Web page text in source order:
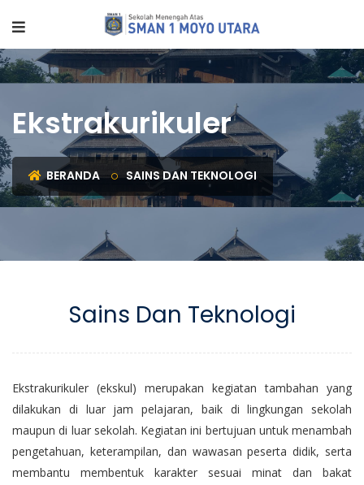
Ekstrakurikuler
BERANDA SAINS DAN TEKNOLOGI
Sains Dan Teknologi
Ekstrakurikuler (ekskul) merupakan kegiatan tambahan yang
dilakukan di luar jam pelajaran, baik di lingkungan sekolah
maupun di luar sekolah. Kegiatan ini bertujuan untuk menambah
pengetahuan, keterampilan, dan wawasan peserta didik, serta
membantu membentuk karakter sesuai minat dan bakat